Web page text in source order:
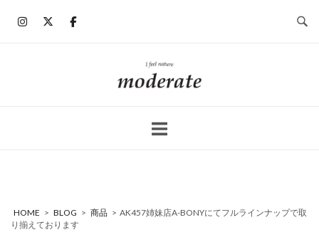
ホ
ー
HOME > BLOG > 商品 > AK457姉妹店A-BONYにてフルラインナップで取
り揃えております